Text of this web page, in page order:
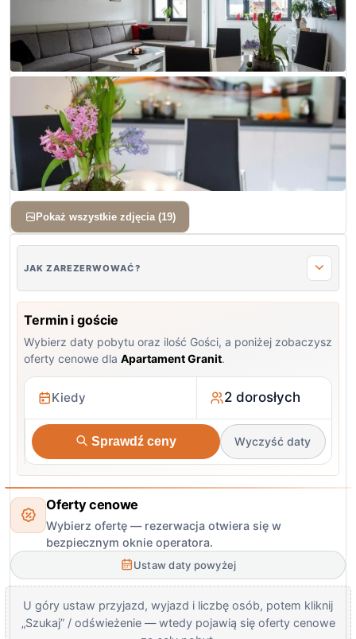
+ 16 zdjęć
Pokaż wszystkie zdjęcia (19)
JAK ZAREZERWOWAĆ?
Termin i goście
Wybierz daty pobytu oraz ilość Gości, a poniżej zobaczysz
oferty cenowe dla Apartament Granit.
2 dorosłych
Sprawdź ceny Wyczyść daty
Oferty cenowe
Wybierz ofertę — rezerwacja otwiera się w
bezpiecznym oknie operatora.
Ustaw daty powyżej
U góry ustaw przyjazd, wyjazd i liczbę osób, potem kliknij
„Szukaj” / odświeżenie — wtedy pojawią się oferty cenowe